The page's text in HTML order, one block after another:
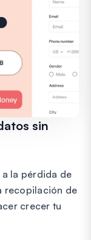
sin
la pérdida de
recopilación de
crecer tu